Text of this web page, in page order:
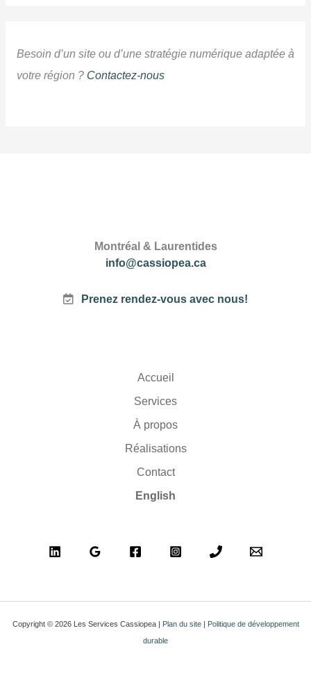
Besoin d’un site ou d’une stratégie numérique adaptée à
votre région ? Contactez-nous
Montréal & Laurentides
info@cassiopea.ca
Prenez rendez-vous avec nous!
Accueil
Services
À propos
Réalisations
Contact
English
Copyright © 2026 Les Services Cassiopea | Plan du site | Politique de développement
durable